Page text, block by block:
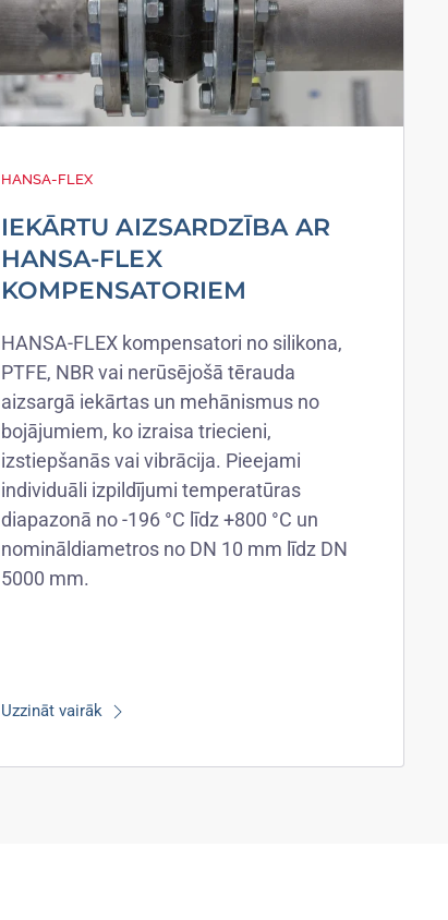
HANSA-FLEX
IEKĀRTU AIZSARDZĪBA AR
HANSA-FLEX
KOMPENSATORIEM
HANSA-FLEX kompensatori no silikona,
PTFE, NBR vai nerūsējošā tērauda
aizsargā iekārtas un mehānismus no
bojājumiem, ko izraisa triecieni,
izstiepšanās vai vibrācija. Pieejami
individuāli izpildījumi temperatūras
diapazonā no -196 °C līdz +800 °C un
nomināldiametros no DN 10 mm līdz DN
5000 mm.
Uzzināt vairāk